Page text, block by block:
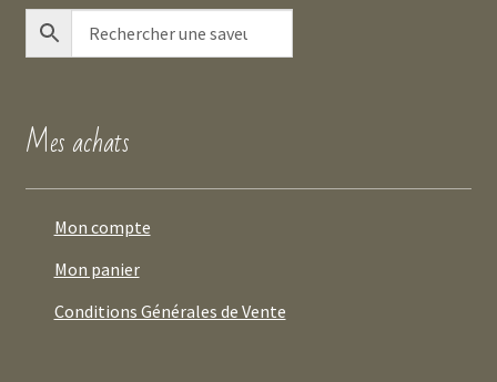
Mes achats
Mon compte
Mon panier
Conditions Générales de Vente